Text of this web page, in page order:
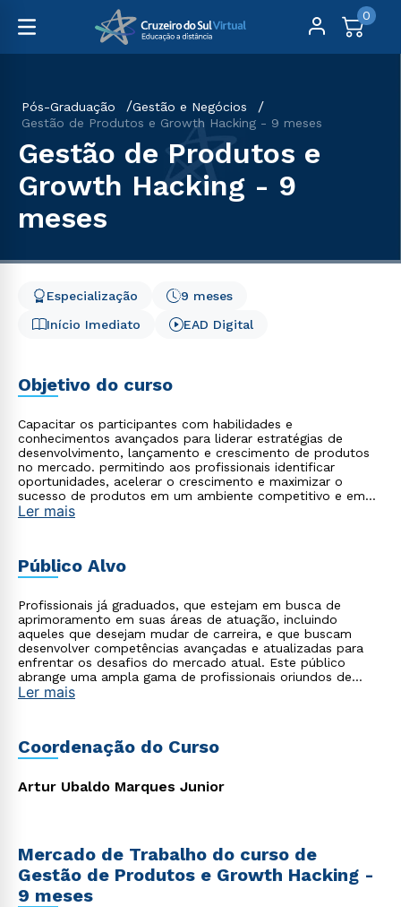
0
Pós-Graduação
Gestão e Negócios
Gestão de Produtos e Growth Hacking - 9 meses
Gestão de Produtos e
Growth Hacking - 9
meses
Início Imediato
9 meses
Especialização
EAD Digital
Objetivo do curso
Capacitar os participantes com habilidades e
conhecimentos avançados para liderar estratégias de
desenvolvimento, lançamento e crescimento de produtos
no mercado. permitindo aos profissionais identificar
oportunidades, acelerar o crescimento e maximizar o
sucesso de produtos em um ambiente competitivo e em
constante evolução.
Ler mais
Público Alvo
Profissionais já graduados, que estejam em busca de
aprimoramento em suas áreas de atuação, incluindo
aqueles que desejam mudar de carreira, e que buscam
desenvolver competências avançadas e atualizadas para
enfrentar os desafios do mercado atual. Este público
abrange uma ampla gama de profissionais oriundos de
diversas áreas, como tecnologia, saúde, empresarial,
carreiras e alcançar o sucesso profissional.
Ler mais
Coordenação do Curso
Artur Ubaldo Marques Junior
Mercado de Trabalho do curso de
Gestão de Produtos e Growth Hacking -
9 meses